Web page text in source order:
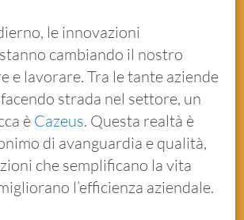
le innovazioni
cambiando il nostro
e lavorare. Tra le tante aziende
strada nel settore, un
è Cazeus. Questa realtà è
di avanguardia e qualità,
che semplificano la vita
l’efficienza aziendale.